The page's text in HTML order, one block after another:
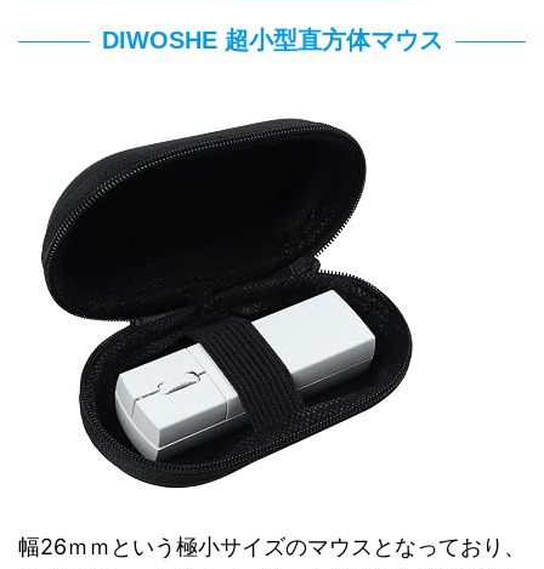
DIWOSHE 超小型直方体マウス
幅26ｍｍという極小サイズのマウスとなっており、